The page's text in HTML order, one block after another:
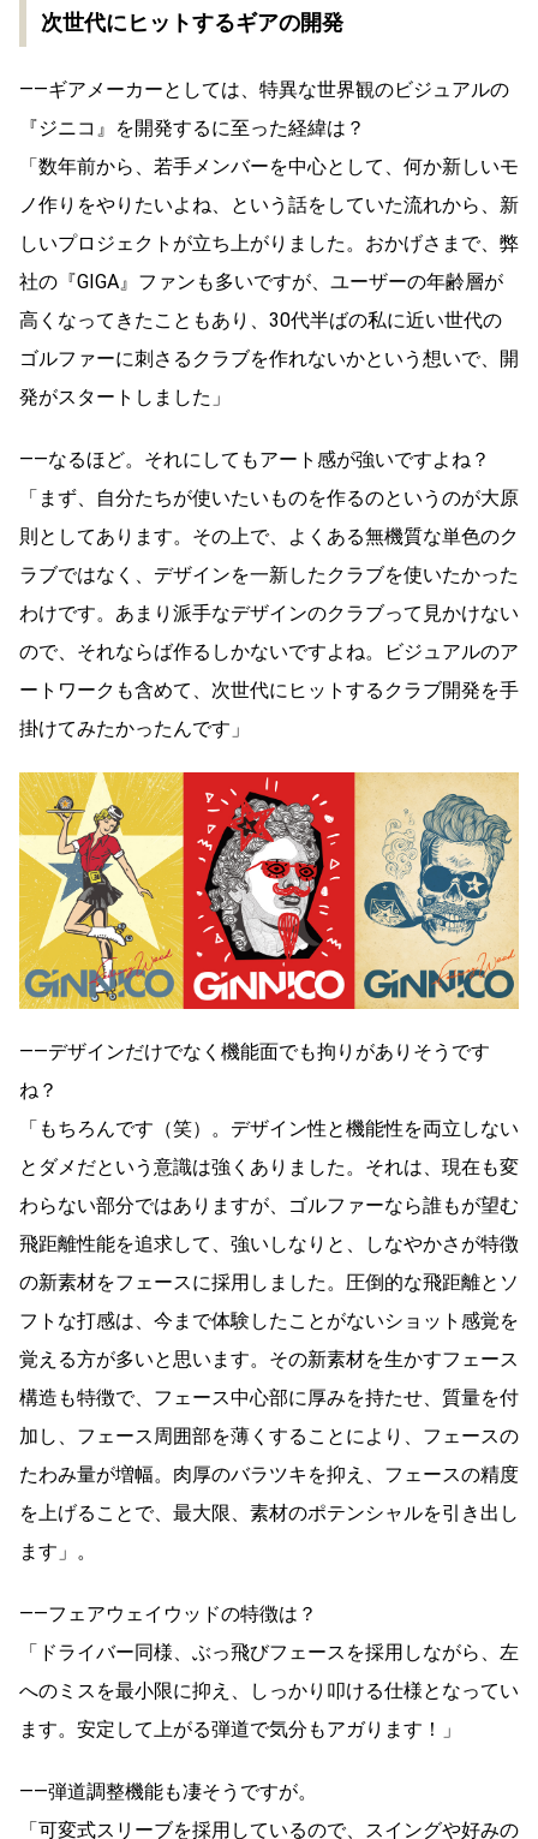
次世代にヒットするギアの開発
――ギアメーカーとしては、特異な世界観のビジュアルの
『ジニコ』を開発するに至った経緯は？
「数年前から、若手メンバーを中心として、何か新しいモ
ノ作りをやりたいよね、という話をしていた流れから、新
しいプロジェクトが立ち上がりました。おかげさまで、弊
社の『GIGA』ファンも多いですが、ユーザーの年齢層が
高くなってきたこともあり、30代半ばの私に近い世代の
ゴルファーに刺さるクラブを作れないかという想いで、開
発がスタートしました」
――なるほど。それにしてもアート感が強いですよね？
「まず、自分たちが使いたいものを作るのというのが大原
則としてあります。その上で、よくある無機質な単色のク
ラブではなく、デザインを一新したクラブを使いたかった
わけです。あまり派手なデザインのクラブって見かけない
ので、それならば作るしかないですよね。ビジュアルのア
ートワークも含めて、次世代にヒットするクラブ開発を手
掛けてみたかったんです」
――デザインだけでなく機能面でも拘りがありそうです
ね？
「もちろんです（笑）。デザイン性と機能性を両立しない
とダメだという意識は強くありました。それは、現在も変
わらない部分ではありますが、ゴルファーなら誰もが望む
飛距離性能を追求して、強いしなりと、しなやかさが特徴
の新素材をフェースに採用しました。圧倒的な飛距離とソ
フトな打感は、今まで体験したことがないショット感覚を
覚える方が多いと思います。その新素材を生かすフェース
構造も特徴で、フェース中心部に厚みを持たせ、質量を付
加し、フェース周囲部を薄くすることにより、フェースの
たわみ量が増幅。肉厚のバラツキを抑え、フェースの精度
を上げることで、最大限、素材のポテンシャルを引き出し
ます」。
――フェアウェイウッドの特徴は？
「ドライバー同様、ぶっ飛びフェースを採用しながら、左
へのミスを最小限に抑え、しっかり叩ける仕様となってい
ます。安定して上がる弾道で気分もアガります！」
――弾道調整機能も凄そうですが。
「可変式スリーブを採用しているので、スイングや好みの